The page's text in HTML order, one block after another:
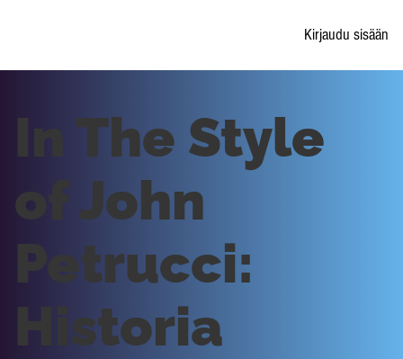
Kirjaudu sisään
In The Style
of John
Petrucci:
Historia